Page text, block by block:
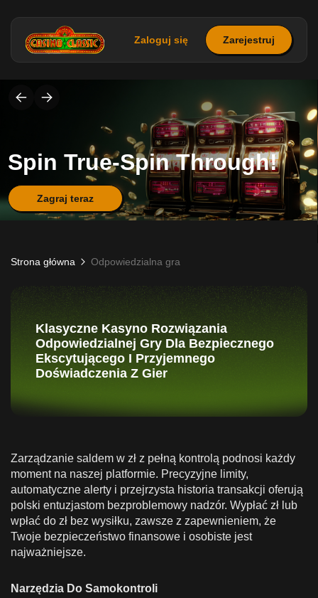
Zaloguj się Zarejestruj
Spin True-Spin Through!
Zagraj teraz
Strona główna Odpowiedzialna gra
Klasyczne Kasyno Rozwiązania
Odpowiedzialnej Gry Dla Bezpiecznego
Ekscytującego I Przyjemnego
Doświadczenia Z Gier
Zarządzanie saldem w zł z pełną kontrolą podnosi każdy
moment na naszej platformie. Precyzyjne limity,
automatyczne alerty i przejrzysta historia transakcji oferują
polski entuzjastom bezproblemowy nadzór. Wypłać zł lub
wpłać do zł bez wysiłku, zawsze z zapewnieniem, że
Twoje bezpieczeństwo finansowe i osobiste jest
najważniejsze.
Narzędzia Do Samokontroli